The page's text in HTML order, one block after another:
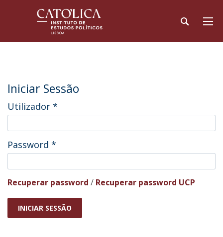
Iniciar Sessão
Utilizador *
Password *
Recuperar password / Recuperar password UCP
INICIAR SESSÃO